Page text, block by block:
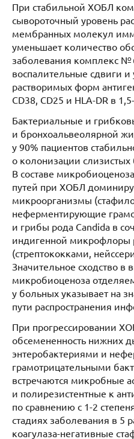
При стабильной ХОБЛ
сывороточный уровень
мембранных молекул
уменьшает количество
заболевания комплекс №
воспалительные сдвиги
растворимых форм
CD38, CD25 и HLA-DR в
Бактериальные и
и бронхоальвеолярной
у 90% пациентов
о колонизации слизистых
В составе
путей при ХОБЛ
микроорганизмы
неферментирующие
и грибы рода Candida в
индигенной микрофлоры
(стрептококками,
Значительное сходство в
микробиоценоза
у больных указывает на
пути распространения
При прогрессировании
обсемененность нижних
энтеробактериями и
грамотрицательными
встречаются микробные
и полирезистентные к
по сравнению с 1-2
стадиях заболевания в 5
коагулаза-негативные